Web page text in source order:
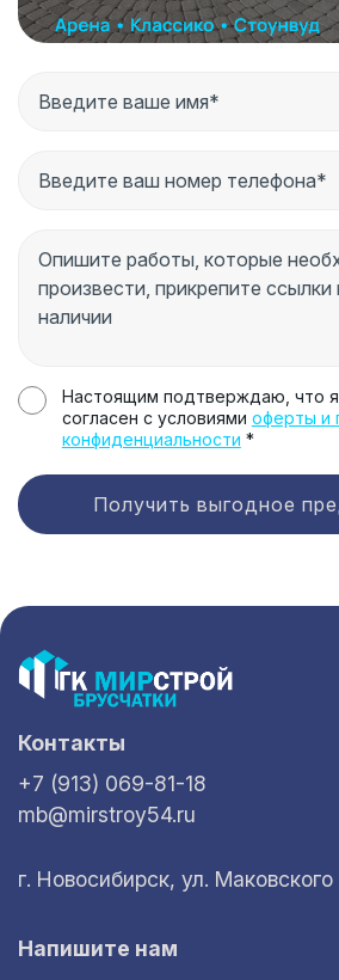
Настоящим подтверждаю, что я
согласен с условиями оферты и
конфиденциальности *
Получить выгодное
Контакты
+7 (913) 069-81-18
mb@mirstroy54.ru
г. Новосибирск, ул.
Напишите нам